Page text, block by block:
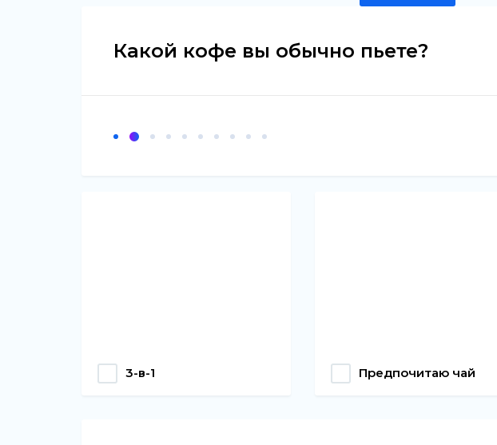
Какой кофе вы обычно пьете?
3-в-1 Предпочитаю чай